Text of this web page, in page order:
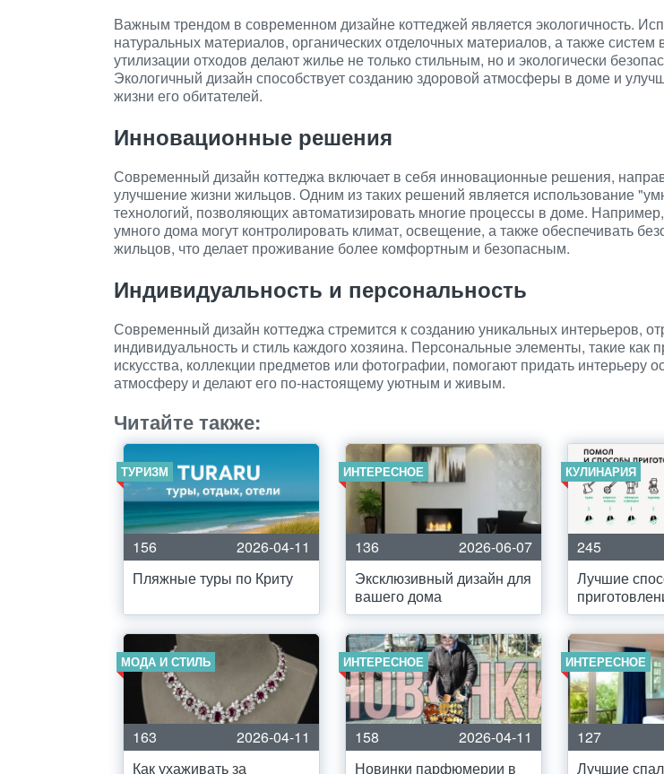
Важным трендом в современном дизайне коттеджей является экологичность.
натуральных материалов, органических отделочных материалов, а также систем
утилизации отходов делают жилье не только стильным, но и экологически
Экологичный дизайн способствует созданию здоровой атмосферы в доме и
жизни его обитателей.
Инновационные решения
Современный дизайн коттеджа включает в себя инновационные решения,
улучшение жизни жильцов. Одним из таких решений является использование
технологий, позволяющих автоматизировать многие процессы в доме.
умного дома могут контролировать климат, освещение, а также обеспечивать
жильцов, что делает проживание более комфортным и безопасным.
Индивидуальность и персональность
Современный дизайн коттеджа стремится к созданию уникальных интерьеров,
индивидуальность и стиль каждого хозяина. Персональные элементы, такие как
искусства, коллекции предметов или фотографии, помогают придать интерьеру
атмосферу и делают его по-настоящему уютным и живым.
Читайте также:
ТУРИЗМ
156
2026-04-11
Пляжные туры по Криту
ИНТЕРЕСНОЕ
136
2026-06-07
Эксклюзивный дизайн для
вашего дома
КУЛИНАРИЯ
245
Лучшие
МОДА И СТИЛЬ
163
2026-04-11
Как ухаживать за
ИНТЕРЕСНОЕ
158
2026-04-11
Новинки парфюмерии в
ИНТЕРЕСНОЕ
127
Лучшие